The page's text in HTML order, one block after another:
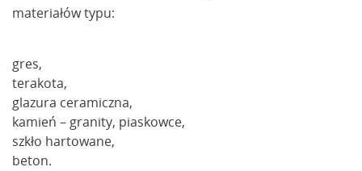
materiałów typu:
gres,
terakota,
glazura ceramiczna,
kamień – granity, piaskowce,
szkło hartowane,
beton.